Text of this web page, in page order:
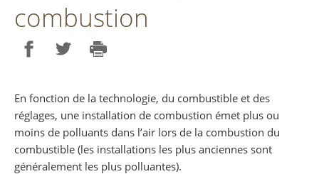
combustion
En fonction de la technologie, du combustible et des
réglages, une installation de combustion émet plus ou
moins de polluants dans l’air lors de la combustion du
combustible (les installations les plus anciennes sont
généralement les plus polluantes).